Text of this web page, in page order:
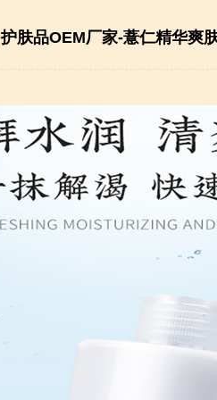
护肤品OEM厂家-薏仁精华爽